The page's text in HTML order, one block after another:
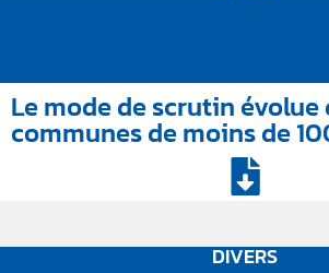
Le mode de scrutin évolue
communes de moins de
DIVERS